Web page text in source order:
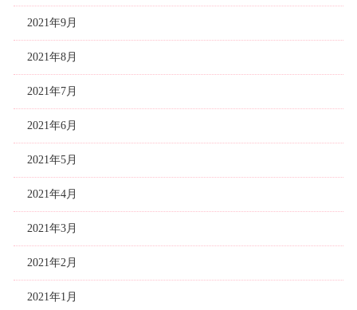
2021年9月
2021年8月
2021年7月
2021年6月
2021年5月
2021年4月
2021年3月
2021年2月
2021年1月